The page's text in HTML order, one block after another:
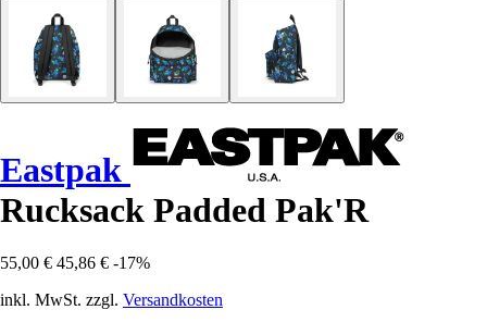
Eastpak
Rucksack Padded Pak'R
55,00 € 45,86 € -17%
inkl. MwSt. zzgl. Versandkosten